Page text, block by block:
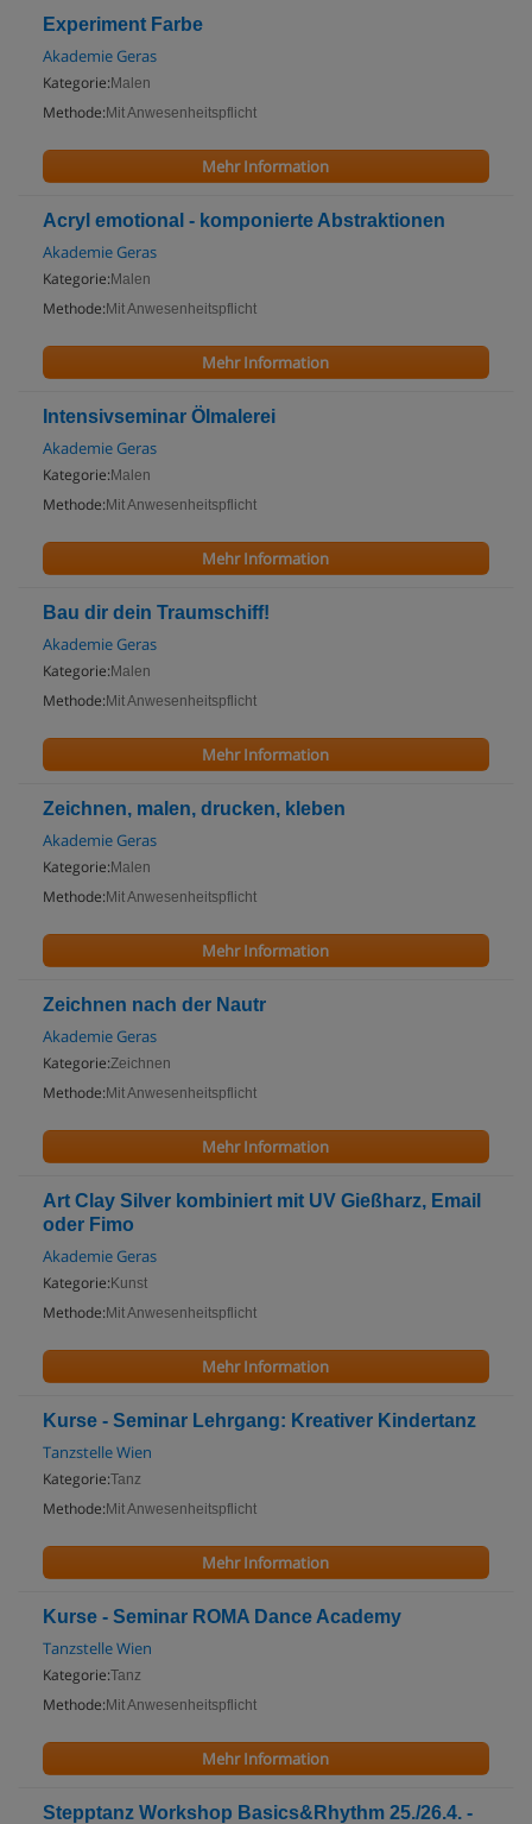
Experiment Farbe
Akademie Geras
Kategorie: Malen
Methode: Mit Anwesenheitspflicht
Mehr Information
Acryl emotional - komponierte Abstraktionen
Akademie Geras
Kategorie: Malen
Methode: Mit Anwesenheitspflicht
Mehr Information
Intensivseminar Ölmalerei
Akademie Geras
Kategorie: Malen
Methode: Mit Anwesenheitspflicht
Mehr Information
Bau dir dein Traumschiff!
Akademie Geras
Kategorie: Malen
Methode: Mit Anwesenheitspflicht
Mehr Information
Zeichnen, malen, drucken, kleben
Akademie Geras
Kategorie: Malen
Methode: Mit Anwesenheitspflicht
Mehr Information
Zeichnen nach der Nautr
Akademie Geras
Kategorie:Zeichnen
Methode: Mit Anwesenheitspflicht
Mehr Information
Art Clay Silver kombiniert mit UV Gießharz, Email
oder Fimo
Akademie Geras
Kategorie: Kunst
Methode: Mit Anwesenheitspflicht
Mehr Information
Kurse - Seminar Lehrgang: Kreativer Kindertanz
Tanzstelle Wien
Kategorie:Tanz
Methode: Mit Anwesenheitspflicht
Mehr Information
Kurse - Seminar ROMA Dance Academy
Tanzstelle Wien
Kategorie:Tanz
Methode: Mit Anwesenheitspflicht
Mehr Information
Stepptanz Workshop Basics&Rhythm 25./26.4. -